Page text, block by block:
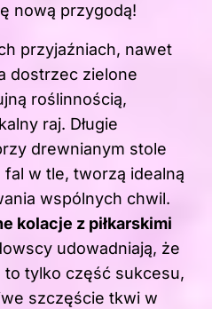
nową przygodą!
przyjaźniach, nawet
dostrzec zielone
roślinnością,
raj. Długie
drewnianym stole
w tle, tworzą idealną
wspólnych chwil.
kolacje z piłkarskimi
udowadniają, że
tylko część sukcesu,
szczęście tkwi w